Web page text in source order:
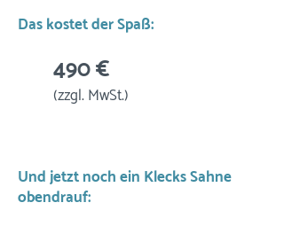
Das kostet der Spaß:
490 €
(zzgl. MwSt.)
Und jetzt noch ein Klecks Sahne
obendrauf: